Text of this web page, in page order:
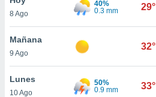
en
más
nuestra
8 Ago
40%
0.3 mm
29°
Mañana
9 Ago
32°
Lunes
10 Ago
50%
0.9 mm
33°